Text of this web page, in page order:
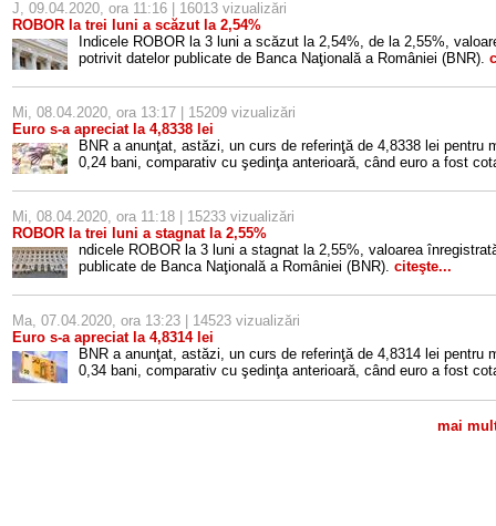
J, 09.04.2020, ora 11:16 | 16013 vizualizări
ROBOR la trei luni a scăzut la 2,54%
Indicele ROBOR la 3 luni a scăzut la 2,54%, de la 2,55%,
potrivit datelor publicate de Banca Naţională a României (BNR).
Mi, 08.04.2020, ora 13:17 | 15209 vizualizări
Euro s-a apreciat la 4,8338 lei
BNR a anunţat, astăzi, un curs de referinţă de 4,8338 lei pentru
0,24 bani, comparativ cu şedinţa anterioară, când euro a fost
Mi, 08.04.2020, ora 11:18 | 15233 vizualizări
ROBOR la trei luni a stagnat la 2,55%
ndicele ROBOR la 3 luni a stagnat la 2,55%, valoarea
publicate de Banca Naţională a României (BNR). citeşte...
Ma, 07.04.2020, ora 13:23 | 14523 vizualizări
Euro s-a apreciat la 4,8314 lei
BNR a anunţat, astăzi, un curs de referinţă de 4,8314 lei pentru
0,34 bani, comparativ cu şedinţa anterioară, când euro a fost
mai